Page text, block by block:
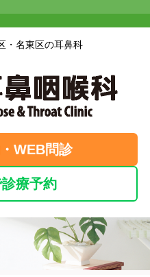
・名東区の耳鼻科
WEB問診
療予約